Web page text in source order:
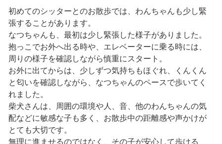
初めてのシッターとのお散歩では、わんちゃんも少し緊
張することがあります。
なつちゃんも、最初は少し緊張した様子がありました。
抱っこでお外へ出る時や、エレベーターに乗る時には、
周りの様子を確認しながら慎重にスタート。
お外に出てからは、少しずつ気持ちもほぐれ、くんくん
と匂いを確認しながら、なつちゃんのペースで歩いてく
れました。
柴犬さんは、周囲の環境や人、音、他のわんちゃんの気
配などに敏感な子も多く、お散歩中の距離感や声かけが
とても大切です。
無理に進ませるのではなく、その子が安心して歩ける